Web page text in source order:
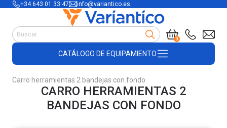
+34 643 01 33 47 info@variantico.es
0
CATÁLOGO DE EQUIPAMIENTO
Accesorios para carretillas
Útiles de almacén
Productos de plástico y madera
Encofrado
Carro herramientas 2 bandejas con fondo
CARRO HERRAMIENTAS 2
BANDEJAS CON FONDO